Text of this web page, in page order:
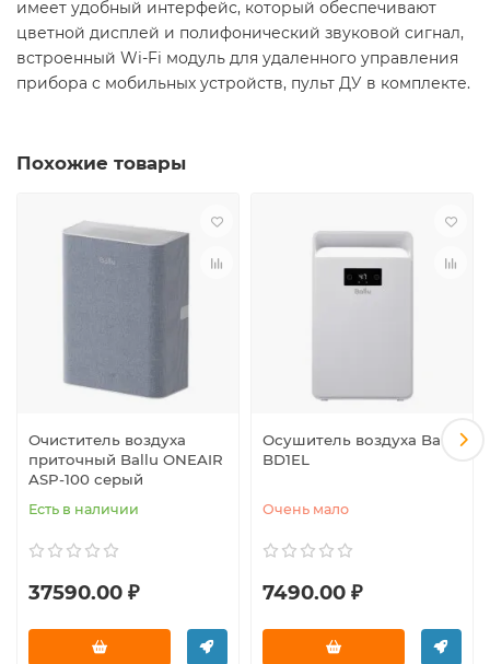
имеет удобный интерфейс, который обеспечивают
цветной дисплей и полифонический звуковой сигнал,
встроенный Wi-Fi модуль для удаленного управления
прибора с мобильных устройств, пульт ДУ в комплекте.
Похожие товары
Очиститель воздуха
приточный Ballu ONEAIR
ASP-100 серый
Есть в наличии
37590.00 ₽
Осушитель воздуха Ballu
BD1EL
Очень мало
7490.00 ₽